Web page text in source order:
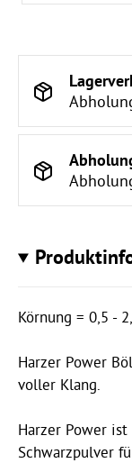
Körnung = 0,5 -
Harzer Power
voller Klang.
Harzer Power
Schwarzpulver